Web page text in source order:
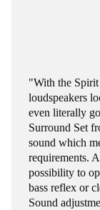
"With the Spirit
loudspeakers
even literally
Surround Set
sound which
requirements.
possibility to
bass reflex or
Sound